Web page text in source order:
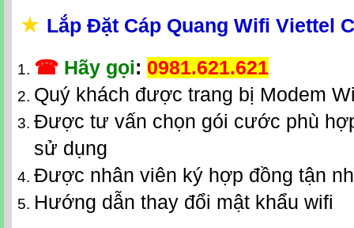
★ Lắp Đặt Cáp Quang Wifi Viettel
☎ Hãy gọi: 0981.621.621
Quý khách được trang bị Modem
Được tư vấn chọn gói cước phù
sử dụng
Được nhân viên ký hợp đồng tận
Hướng dẫn thay đổi mật khẩu wifi